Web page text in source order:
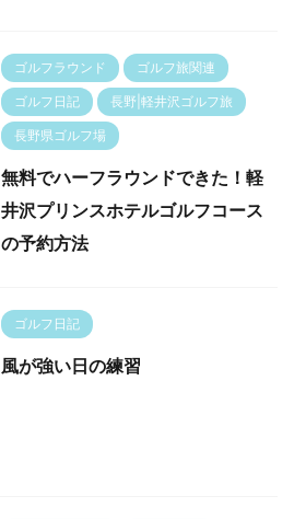
ゴルフラウンド ゴルフ旅関連
ゴルフ日記 長野|軽井沢ゴルフ旅
長野県ゴルフ場
無料でハーフラウンドできた！軽
井沢プリンスホテルゴルフコース
の予約方法
ゴルフ日記
風が強い日の練習